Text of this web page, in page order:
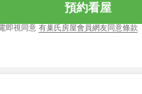
預約看屋
即視同意 有巢氏房屋會員網友同意條款